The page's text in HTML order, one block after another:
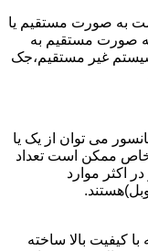
به صورت مستقیم یا
صورت مستقیم به
غیر مستقیم،جک
می توان از یک یا
ممکن است تعداد
اکثر موارد
کیفیت بالا ساخته